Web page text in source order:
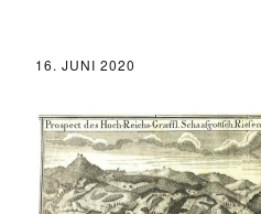
16. JUNI 2020